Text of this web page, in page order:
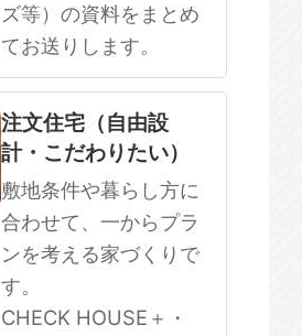
ズ等）の資料をまとめ
てお送りします。
注文住宅（自由設
計・こだわりたい）
敷地条件や暮らし方に
合わせて、一からプラ
ンを考える家づくりで
す。
CHECK HOUSE＋・